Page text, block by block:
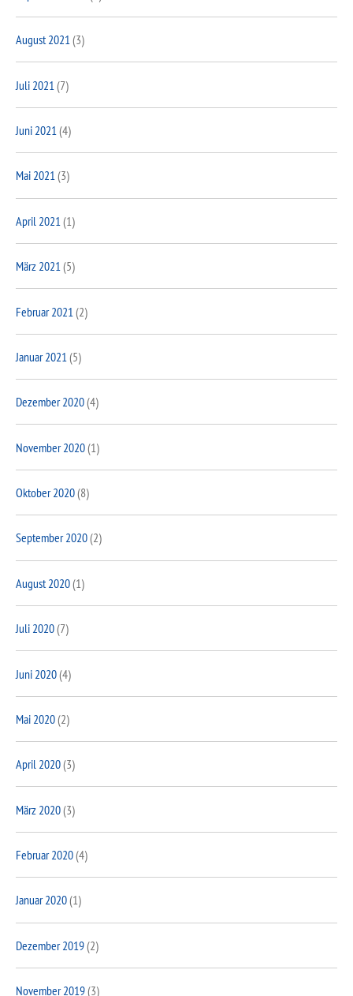
August 2021(3)
Juli 2021 (7)
Juni 2021(4)
Mai 2021(3)
April 2021 (1)
März 2021(5)
Februar 2021 (2)
Januar 2021 (5)
Dezember 2020(4)
November 2020(1)
Oktober 2020(8)
September 2020(2)
August 2020(1)
Juli 2020(7)
Juni 2020(4)
Mai 2020(2)
April 2020(3)
März 2020(3)
Februar 2020(4)
Januar 2020(1)
Dezember 2019(2)
November 2019(3)